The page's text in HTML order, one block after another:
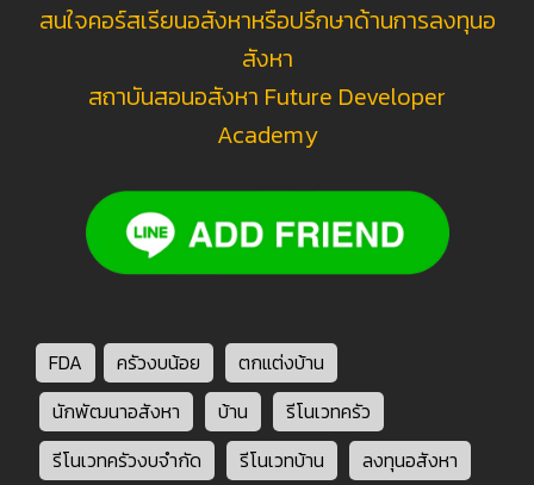
สนใจคอร์สเรียนอสังหาหรือปรึกษาด้านการลงทุนอ
สังหา
สถาบันสอนอสังหา Future Developer
Academy
FDA ครัวงบน้อย
ตกแต่งบ้าน
นักพัฒนาอสังหา
บ้าน
รีโนเวทครัว
รีโนเวทครัวงบจำกัด
รีโนเวทบ้าน
ลงทุนอสังหา